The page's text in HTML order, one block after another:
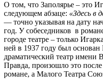
О том, что Заполярье – это
следующем абзаце: «Здесь в
— точно указывая на дату
год. У собеседников в
городе театре – только
ней в 1937 году был
драматический театр
Правда, произошло это
романе, а Малого Театра